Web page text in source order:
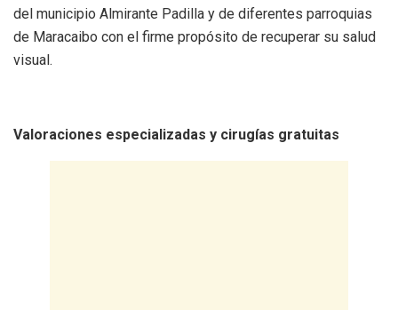
del municipio Almirante Padilla y de diferentes parroquias
de Maracaibo con el firme propósito de recuperar su salud
visual.
Valoraciones especializadas y cirugías gratuitas